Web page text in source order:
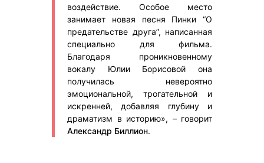
воздействие. Особое место
занимает новая песня Пинки “О
предательстве друга”, написанная
специально для фильма.
Благодаря проникновенному
вокалу Юлии Борисовой она
получилась невероятно
эмоциональной, трогательной и
искренней, добавляя глубину и
драматизм в историю», – говорит
Александр Биллион.